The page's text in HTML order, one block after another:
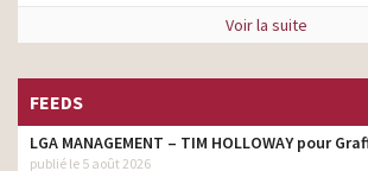
Voir la suite
FEEDS
LGA MANAGEMENT – TIM HOLLOWAY pour
publié le 5 août 2026